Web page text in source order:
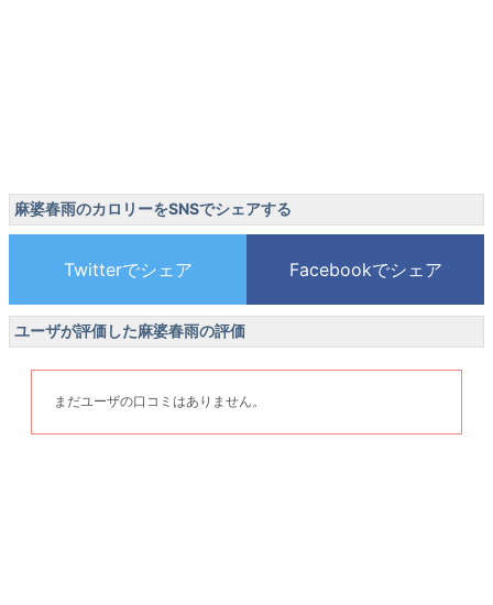
麻婆春雨のカロリーをSNSでシェアする
ユーザが評価した麻婆春雨の評価
まだユーザの口コミはありません。